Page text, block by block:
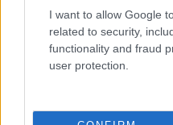
I want to allow Google
related to security,
functionality and fraud
user protection.
Iscriviti alla newsletter di
email periodiche
sul sito web!
Indirizzo email*